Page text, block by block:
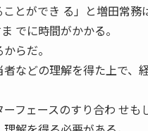
とができ る」と増田常務
でに時間がかかる。
らだ。
などの理解を得た上で、
フェースのすり合わ せも